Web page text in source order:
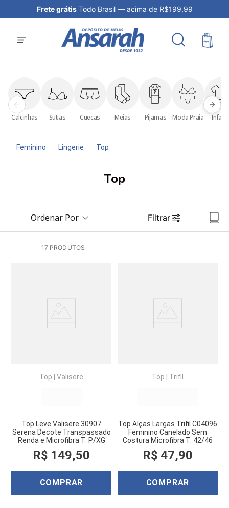
Frete grátisTodo Brasil — acima de R$199,99
Calcinhas Sutiãs Cuecas Meias Pijamas Moda Praia
Feminino Lingerie Top
Top
Ordenar Por Filtrar
17 PRODUTOS
Top Valisere
Top Leve Valisere 30907
Serena Decote Transpassado
Renda e Microfibra T. P/XG
R$ 149,50
COMPRAR
Top Trifil
Top Alças Largas Trifil C04096
Feminino Canelado Sem
Costura Microfibra T. 42/46
R$ 47,90
COMPRAR